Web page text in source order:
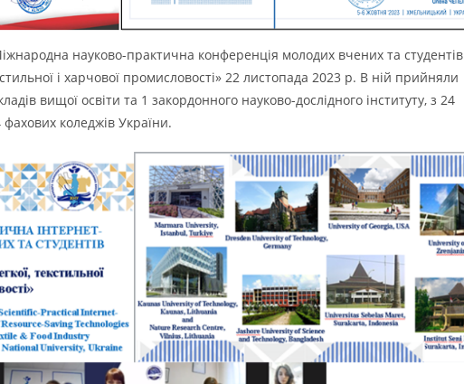
науково-практична конференція молодих вчених та студентів
і харчової промисловості» 22 листопада 2023 р. В ній прийняли
вищої освіти та 1 закордонного науково-дослідного інституту, з 24
коледжів України.